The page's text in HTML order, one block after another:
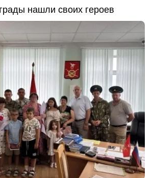
нашли своих героев